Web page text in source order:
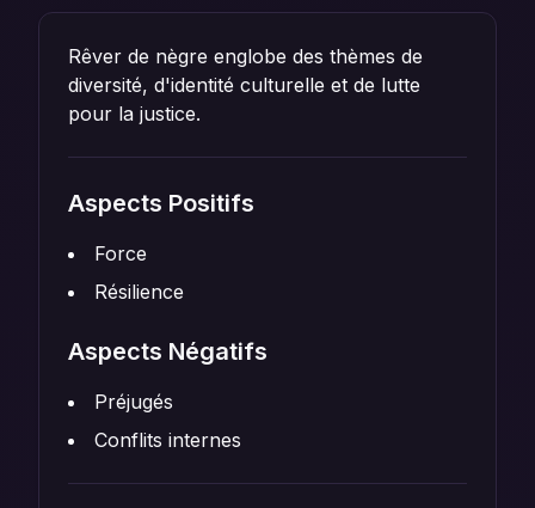
Rêver de nègre englobe des thèmes de
diversité, d'identité culturelle et de lutte
pour la justice.
Aspects Positifs
Force
Résilience
Aspects Négatifs
Préjugés
Conflits internes